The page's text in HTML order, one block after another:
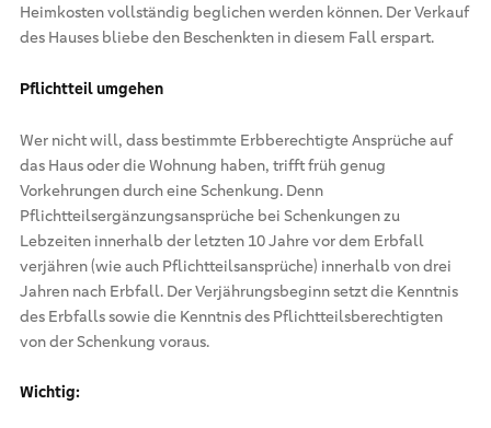
Heimkosten vollständig beglichen werden können. Der Verkauf
des Hauses bliebe den Beschenkten in diesem Fall erspart.
Pflichtteil umgehen
Wer nicht will, dass bestimmte Erbberechtigte Ansprüche auf
das Haus oder die Wohnung haben, trifft früh genug
Vorkehrungen durch eine Schenkung. Denn
Pflichtteilsergänzungsansprüche bei Schenkungen zu
Lebzeiten innerhalb der letzten 10 Jahre vor dem Erbfall
verjähren (wie auch Pflichtteilsansprüche) innerhalb von drei
Jahren nach Erbfall. Der Verjährungsbeginn setzt die Kenntnis
des Erbfalls sowie die Kenntnis des Pflichtteilsberechtigten
von der Schenkung voraus.
Wichtig: